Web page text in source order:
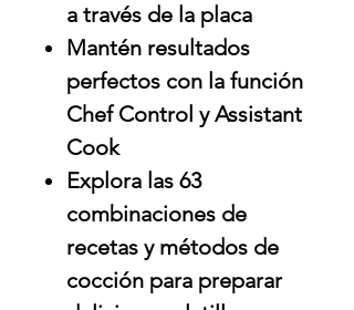
a través de la placa
Mantén resultados
perfectos con la función
Chef Control y Assistant
Cook
Explora las 63
combinaciones de
recetas y métodos de
cocción para preparar